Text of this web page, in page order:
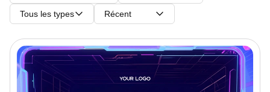
Tous les types Récent